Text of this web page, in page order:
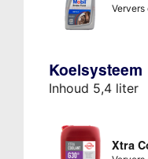
Koelsysteem
Inhoud 5,4 liter
Xtra